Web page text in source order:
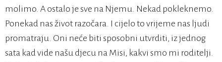
molimo. A ostalo je sve na Njemu. Nekad pokleknemo.
Ponekad nas život razočara. I cijelo to vrijeme nas ljudi
promatraju. Oni neće biti sposobni utvrditi, iz jednog
sata kad vide našu djecu na Misi, kakvi smo mi roditelji.